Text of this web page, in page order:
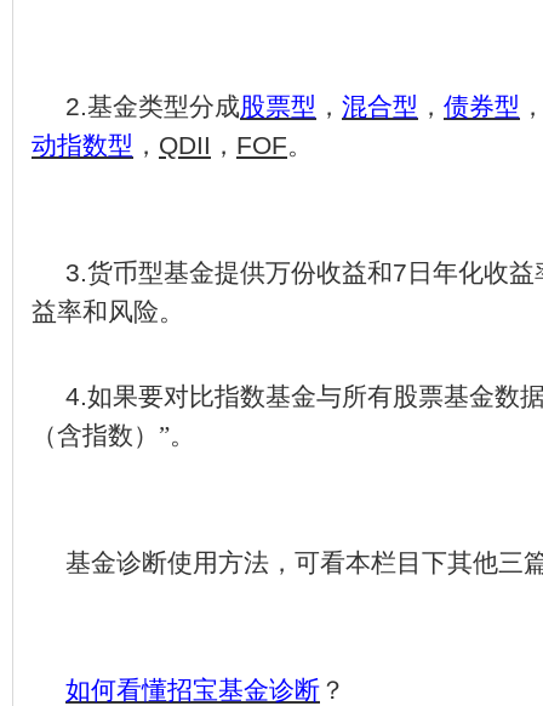
2.基金类型分成股票型 ， 混合型 ， 债券型
动指数型 ， QDII ， FOF。
3.货币型基金提供万份收益和7 日年化收
益率和风险。
4.如果要对比指数基金与所有股票基金数
（含指数）”。
基金诊断使用方法，可看本栏目下其他三
如何看懂招宝基金诊断 ？